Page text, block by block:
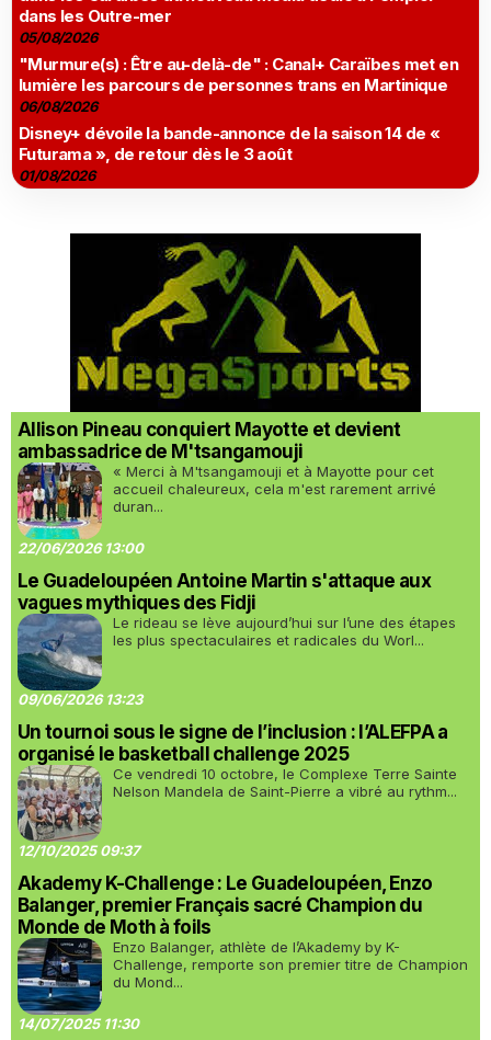
dans les Outre-mer
05/08/2026
"Murmure(s) : Être au-delà-de" : Canal+ Caraïbes met en
lumière les parcours de personnes trans en Martinique
06/08/2026
Disney+ dévoile la bande-annonce de la saison 14 de «
Futurama », de retour dès le 3 août
01/08/2026
Allison Pineau conquiert Mayotte et devient
ambassadrice de M'tsangamouji
« Merci à M'tsangamouji et à Mayotte pour cet
accueil chaleureux, cela m'est rarement arrivé
duran...
22/06/2026 13:00
Le Guadeloupéen Antoine Martin s'attaque aux
vagues mythiques des Fidji
Le rideau se lève aujourd’hui sur l’une des étapes
les plus spectaculaires et radicales du Worl...
09/06/2026 13:23
Un tournoi sous le signe de l’inclusion : l’ALEFPA a
organisé le basketball challenge 2025
Ce vendredi 10 octobre, le Complexe Terre Sainte
Nelson Mandela de Saint-Pierre a vibré au rythm...
12/10/2025 09:37
Akademy K-Challenge : Le Guadeloupéen, Enzo
Balanger, premier Français sacré Champion du
Monde de Moth à foils
Enzo Balanger, athlète de l’Akademy by K-
Challenge, remporte son premier titre de Champion
du Mond...
14/07/2025 11:30